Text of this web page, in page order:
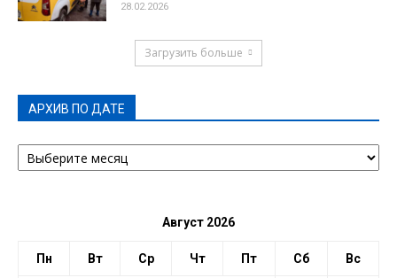
28.02.2026
Загрузить больше
АРХИВ ПО ДАТЕ
АРХИВ
ПО
Август 2026
Пн Вт Ср Чт Пт Сб Вс